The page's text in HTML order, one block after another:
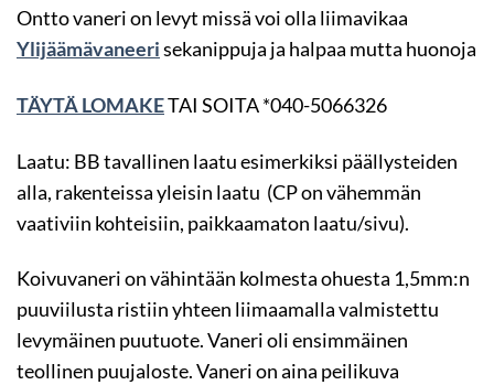
Ontto vaneri on levyt missä voi olla liimavikaa
Ylijäämävaneerisekanippuja ja halpaa mutta huonoja
TÄYTÄ LOMAKETAI SOITA *040-5066326
Laatu: BB tavallinen laatu esimerkiksi päällysteiden
alla, rakenteissa yleisin laatu (CP on vähemmän
vaativiin kohteisiin, paikkaamaton laatu/sivu).
Koivuvaneri on vähintään kolmesta ohuesta 1,5mm:n
puuviilusta ristiin yhteen liimaamalla valmistettu
levymäinen puutuote. Vaneri oli ensimmäinen
teollinen puujaloste. Vaneri on aina peilikuva